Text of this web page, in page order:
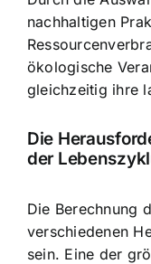
nachhaltigen
ökologische
gleichzeitig ihre
Die
der
Die Berechnung
verschiedenen
sein. Eine der